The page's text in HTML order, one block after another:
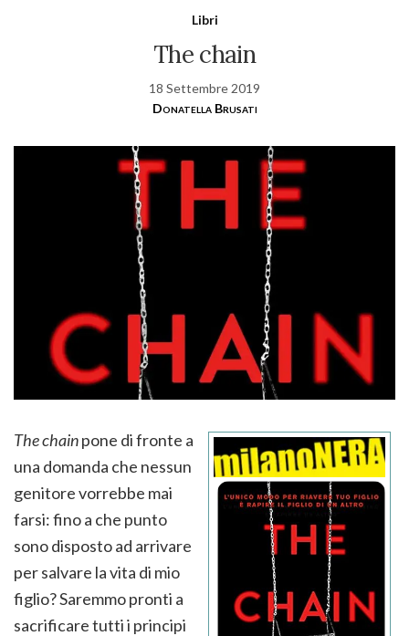
Libri
The chain
18 Settembre 2019
Donatella Brusati
The chainpone di fronte a
una domanda che nessun
genitore vorrebbe mai
farsi: fino a che punto
sono disposto ad arrivare
per salvare la vita di mio
figlio? Saremmo pronti a
sacrificare tutti i principi